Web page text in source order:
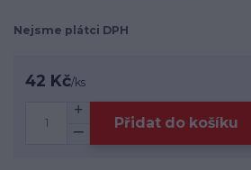
Nejsme plátci DPH
42 Kč/ks
Přidat do košíku